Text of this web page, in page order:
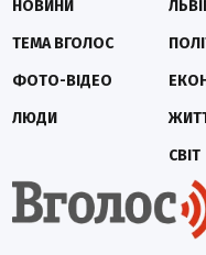
НОВИНИ
ТЕМА ВГОЛОС
ФОТО-ВІДЕО
ЛЮДИ
СВІТ